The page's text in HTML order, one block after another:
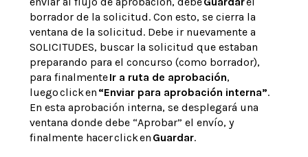
borrador de la solicitud. Con esto, se cierra la
ventana de la solicitud. Debe ir nuevamente a
SOLICITUDES, buscar la solicitud que estaban
preparando para el concurso (como borrador),
para finalmenteIr a ruta de aprobación,
luego click en “Enviar para aprobación interna”.
En esta aprobación interna, se desplegará una
ventana donde debe “Aprobar” el envío, y
finalmente hacer click en Guardar.